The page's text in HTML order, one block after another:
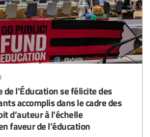
de l’Éducation se félicite des
accomplis dans le cadre des
d’auteur à l’échelle
faveur de l’éducation